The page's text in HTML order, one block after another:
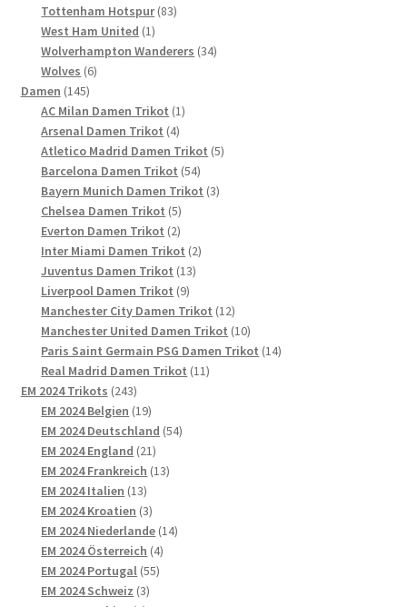
Produkte
Tottenham Hotspur 8383
West Ham United 11
Produkt
Wolverhampton Wanderers 3434
Wolves 66
Damen 145145
Produkte
AC Milan Damen Trikot 11
Arsenal Damen Trikot 44
Produkte
Atletico Madrid Damen Trikot 55
Barcelona Damen Trikot 5454
Produkte
Bayern Munich Damen Trikot 33
Chelsea Damen Trikot 55
Produkte
Everton Damen Trikot 22
Produkte
Inter Miami Damen Trikot 22
Juventus Damen Trikot 1313
Liverpool Damen Trikot 99
Produkte
Manchester City Damen Trikot 1212
Produkte
Manchester United Damen Trikot 1010
Produkte
Paris Saint Germain PSG Damen Trikot 1414
Real Madrid Damen Trikot 1111
EM 2024 Trikots 243243
Produkte
EM 2024 Belgien 1919
Produkte
EM 2024 Deutschland 5454
EM 2024 England 2121
Produkte
EM 2024 Frankreich 1313
EM 2024 Italien 1313
Produkte
EM 2024 Kroatien 33
Produkte
EM 2024 Niederlande 1414
EM 2024 Österreich 44
EM 2024 Portugal 5555
EM 2024 Schweiz 33